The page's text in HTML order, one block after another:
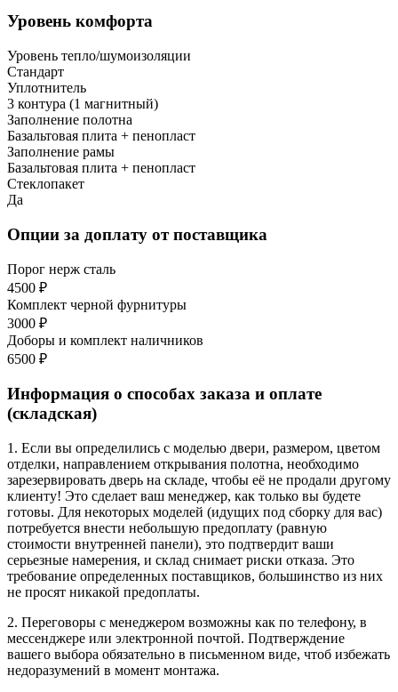
Уровень комфорта
Уровень тепло/шумоизоляции
Стандарт
Уплотнитель
3 контура (1 магнитный)
Заполнение полотна
Базальтовая плита + пенопласт
Заполнение рамы
Базальтовая плита + пенопласт
Стеклопакет
Да
Опции за доплату от поставщика
Порог нерж сталь
4500 ₽
Комплект черной фурнитуры
3000 ₽
Доборы и комплект наличников
6500 ₽
Информация о способах заказа и оплате
(складская)
1. Если вы определились с моделью двери, размером, цветом
отделки, направлением открывания полотна, необходимо
зарезервировать дверь на складе, чтобы её не продали другому
клиенту! Это сделает ваш менеджер, как только вы будете
готовы. Для некоторых моделей (идущих под сборку для вас)
потребуется внести небольшую предоплату (равную
стоимости внутренней панели), это подтвердит ваши
серьезные намерения, и склад снимает риски отказа. Это
требование определенных поставщиков, большинство из них
не просят никакой предоплаты.
2. Переговоры с менеджером возможны как по телефону, в
мессенджере или электронной почтой. Подтверждение
вашего выбора обязательно в письменном виде, чтоб избежать
недоразумений в момент монтажа.